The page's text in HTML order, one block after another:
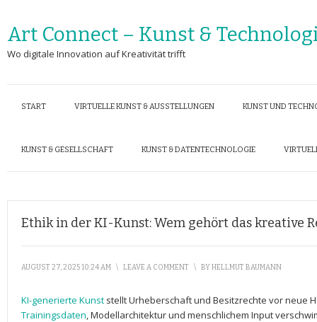
Art Connect – Kunst &
Wo digitale Innovation auf Kreativität trifft
START VIRTUELLE KUNST & AUSSTELLUNGEN KUNST UND
KUNST & GESELLSCHAFT KUNST & DATENTECHNOLOGIE
Ethik in der KI-Kunst: Wem gehört das kreative
AUGUST 27, 2025 10:24 AM \ LEAVE A COMMENT \ BYHELLMUT BAUMANN
KI-generierte Kunst stellt Urheberschaft und Besitzrechte vor neue
Trainingsdaten, Modellarchitektur und menschlichem Input